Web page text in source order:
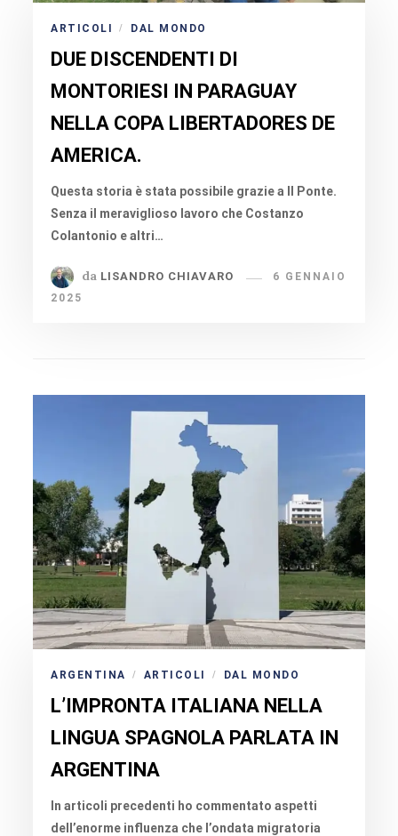
ARTICOLI / DAL MONDO
DUE DISCENDENTI DI
MONTORIESI IN PARAGUAY
NELLA COPA LIBERTADORES DE
AMERICA.
Questa storia è stata possibile grazie a Il Ponte.
Senza il meraviglioso lavoro che Costanzo
Colantonio e altri…
da LISANDRO CHIAVARO
6 GENNAIO
2025
ARGENTINA / ARTICOLI / DAL MONDO
L’IMPRONTA ITALIANA NELLA
LINGUA SPAGNOLA PARLATA IN
ARGENTINA
In articoli precedenti ho commentato aspetti
dell’enorme influenza che l’ondata migratoria